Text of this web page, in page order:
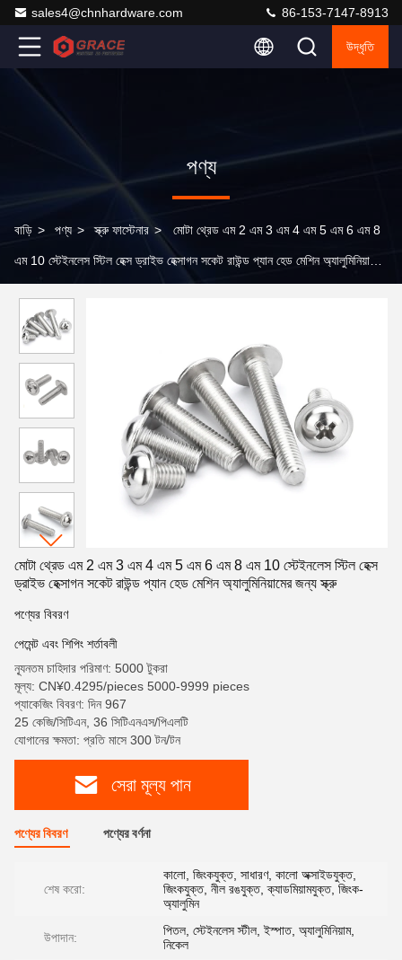
sales4@chnhardware.com 86-153-7147-8913
উদ্ধৃতি
পণ্য
বাড়ি > পণ্য > স্ক্রু ফাস্টেনার > মোটা থ্রেড এম 2 এম 3 এম 4 এম 5 এম 6 এম 8
এম 10 স্টেইনলেস স্টিল হেক্স ড্রাইভ হেক্সাগন সকেট রাউন্ড প্যান হেড মেশিন অ্যালুমিনিয়ামের
মোটা থ্রেড এম 2 এম 3 এম 4 এম 5 এম 6 এম 8 এম 10 স্টেইনলেস স্টিল হেক্স
ড্রাইভ হেক্সাগন সকেট রাউন্ড প্যান হেড মেশিন অ্যালুমিনিয়ামের জন্য স্ক্রু
পণ্যের বিবরণ
পেমেন্ট এবং শিপিং শর্তাবলী
ন্যূনতম চাহিদার পরিমাণ: 5000 টুকরা
মূল্য: CN¥0.4295/pieces 5000-9999 pieces
প্যাকেজিং বিবরণ: দিন 967
25 কেজি/সিটিএন, 36 সিটিএনএস/পিএলটি
যোগানের ক্ষমতা: প্রতি মাসে 300 টন/টন
সেরা মূল্য পান
পণ্যের বিবরণ পণ্যের বর্ণনা
শেষ করো:
কালো, জিংকযুক্ত, সাধারণ, কালো অক্সাইডযুক্ত,
জিংকযুক্ত, নীল রঙযুক্ত, ক্যাডমিয়ামযুক্ত, জিংক-
অ্যালুমিন
উপাদান:
পিতল, স্টেইনলেস স্টীল, ইস্পাত, অ্যালুমিনিয়াম,
নিকেল